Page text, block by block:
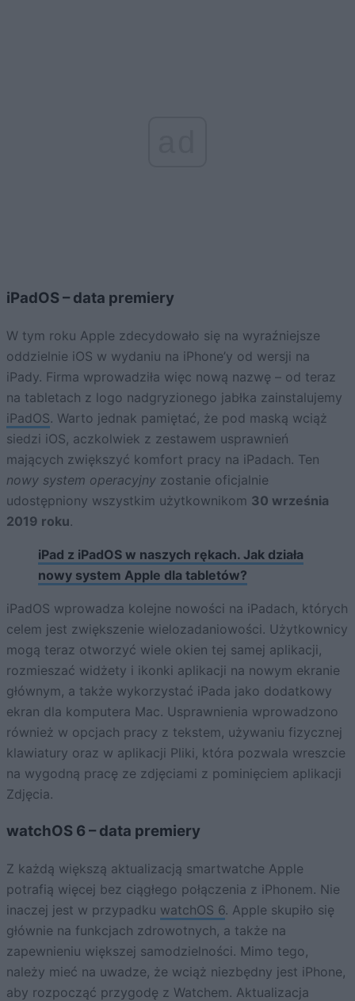
iPadOS – data premiery
W tym roku Apple zdecydowało się na wyraźniejsze
oddzielnie iOS w wydaniu na iPhone’y od wersji na
iPady. Firma wprowadziła więc nową nazwę – od teraz
na tabletach z logo nadgryzionego jabłka zainstalujemy
iPadOS. Warto jednak pamiętać, że pod maską wciąż
siedzi iOS, aczkolwiek z zestawem usprawnień
mających zwiększyć komfort pracy na iPadach. Ten
nowy system operacyjny zostanie oficjalnie
udostępniony wszystkim użytkownikom 30 września
2019 roku.
iPad z iPadOS w naszych rękach. Jak działa
nowy system Apple dla tabletów?
iPadOS wprowadza kolejne nowości na iPadach, których
celem jest zwiększenie wielozadaniowości. Użytkownicy
mogą teraz otworzyć wiele okien tej samej aplikacji,
rozmieszać widżety i ikonki aplikacji na nowym ekranie
głównym, a także wykorzystać iPada jako dodatkowy
ekran dla komputera Mac. Usprawnienia wprowadzono
również w opcjach pracy z tekstem, używaniu fizycznej
klawiatury oraz w aplikacji Pliki, która pozwala wreszcie
na wygodną pracę ze zdjęciami z pominięciem aplikacji
Zdjęcia.
watchOS 6 – data premiery
Z każdą większą aktualizacją smartwatche Apple
potrafią więcej bez ciągłego połączenia z iPhonem. Nie
inaczej jest w przypadku watchOS 6. Apple skupiło się
głównie na funkcjach zdrowotnych, a także na
zapewnieniu większej samodzielności. Mimo tego,
należy mieć na uwadze, że wciąż niezbędny jest iPhone,
aby rozpocząć przygodę z Watchem. Aktualizacja